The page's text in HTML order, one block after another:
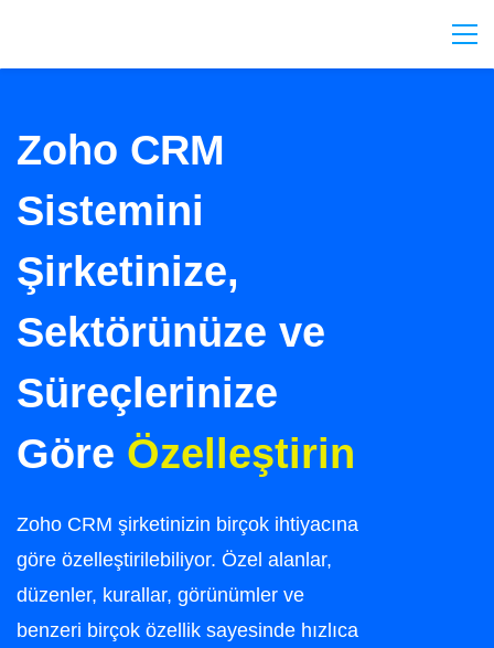
Zoho CRM
Sistemini
Şirketinize,
Sektörünüze ve
Süreçlerinize
Göre Özelleştirin
Zoho CRM şirketinizin birçok ihtiyacına
göre özelleştirilebiliyor. Özel alanlar,
düzenler, kurallar, görünümler ve
benzeri birçok özellik sayesinde hızlıca